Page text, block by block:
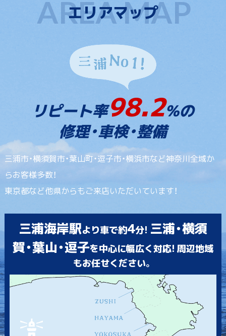
エリアマップ
リピート率98.2%の
修理・車検・整備
三浦市・横須賀市・葉山町・逗子市・横浜市など神奈川全域か
らお客様多数！
東京都など他県からもご来店いただいています！
三浦海岸駅より車で約4分! 三浦・横須
賀・葉山・逗子を中心に幅広く対応! 周辺地域
もお任せください。